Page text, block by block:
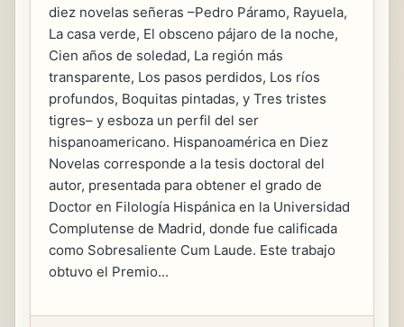
diez novelas señeras –Pedro Páramo, Rayuela,
La casa verde, El obsceno pájaro de la noche,
Cien años de soledad, La región más
transparente, Los pasos perdidos, Los ríos
profundos, Boquitas pintadas, y Tres tristes
tigres– y esboza un perfil del ser
hispanoamericano. Hispanoamérica en Diez
Novelas corresponde a la tesis doctoral del
autor, presentada para obtener el grado de
Doctor en Filología Hispánica en la Universidad
Complutense de Madrid, donde fue calificada
como Sobresaliente Cum Laude. Este trabajo
obtuvo el Premio...